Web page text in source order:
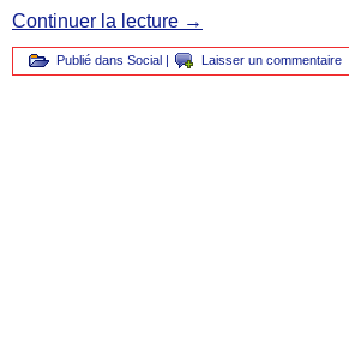
Continuer la lecture →
Publié dans Social | Laisser un commentaire